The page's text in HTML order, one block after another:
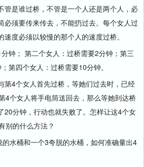
管是谁过桥，不管是一个人还是两个人，必
必须要传来传去，不能扔过去。每个女人过
度必须以较慢的那个人的速度过桥。
钟； 第二个女人：过桥需要2分钟；第三
第四个女人：过桥需要10分钟。
第4个女人首先过桥，等她们过去时，已经
4个女人将手电筒送回去，那么等她到达桥
20分钟，行动也就失败了。怎样让这4个女
别的什么方法？
水桶和一个3夸脱的水桶，如何准确量出4